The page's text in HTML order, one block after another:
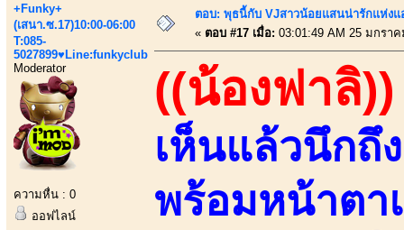
+Funky+
(เสนา.ซ.17)10:00-06:00
T:085-
5027899♥Line:funkyclub
Moderator
ความหื่น : 0
ออฟไลน์
ตอบ: พุธนี้กับ VJสาวน้อยแสนน่ารักแห่งแ
« ตอบ #17 เมื่อ: 03:01:49 AM 25 มกรา
((น้องฟาลิ))
เห็นแล้วนึกถึ
พร้อมหน้าตา